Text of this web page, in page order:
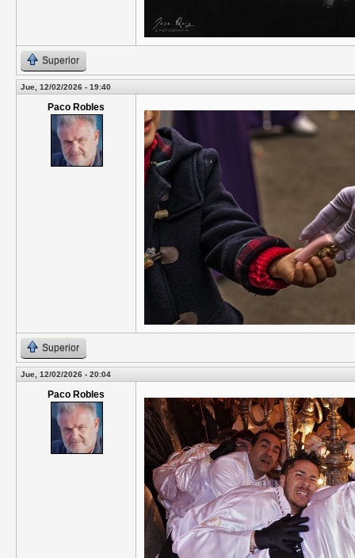
Superior
Jue, 12/02/2026 - 19:40
Paco Robles
Superior
Jue, 12/02/2026 - 20:04
Paco Robles